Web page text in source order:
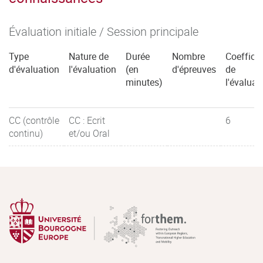
sécurité chez l’Homme– réglementation.
-Les matériaux au contact des denrées alimentaires.
-Identification d’un effet toxique-génotoxicité.
Évaluation initiale / Session principale
Type
d'évaluation
Nature de
l'évaluation
Durée
(en
minutes)
Nombre
d'épreuves
de
CC (contrôle
continu)
CC : Ecrit
et/ou Oral
6